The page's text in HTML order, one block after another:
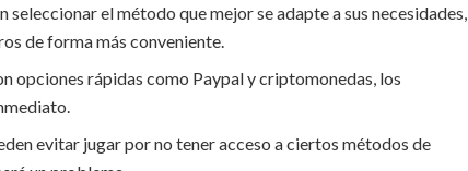
seleccionar el método que mejor se adapte a sus necesidades,
de forma más conveniente.
opciones rápidas como Paypal y criptomonedas, los
evitar jugar por no tener acceso a ciertos métodos de